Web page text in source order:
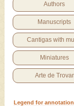
Authors
Manuscripts
Cantigas with
Miniatures
Arte de Trovar
Legend for